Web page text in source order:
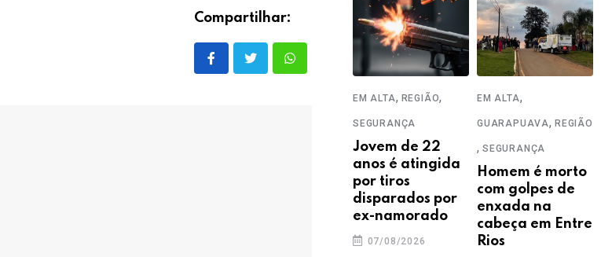
Compartilhar:
EM ALTA, REGIÃO,
SEGURANÇA
Jovem de 22
anos é atingida
por tiros
disparados por
ex-namorado
07/08/2026
EM ALTA,
GUARAPUAVA, REGIÃO
, SEGURANÇA
Homem é morto
com golpes de
enxada na
cabeça em Entre
Rios